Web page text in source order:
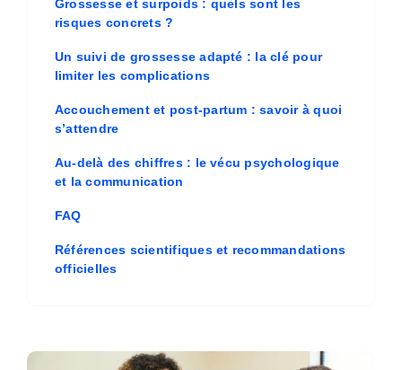
Grossesse et surpoids : quels sont les
risques concrets ?
Un suivi de grossesse adapté : la clé pour
limiter les complications
Accouchement et post-partum : savoir à quoi
s’attendre
Au-delà des chiffres : le vécu psychologique
et la communication
FAQ
Références scientifiques et recommandations
officielles